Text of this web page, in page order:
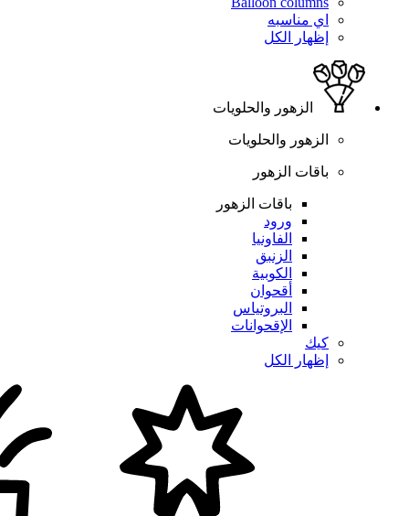
اي مناسبه
إظهار الكل
الزهور والحلويات
الزهور والحلويات
باقات الزهور
باقات الزهور
ورود
الفاونيا
الزنبق
الكوبية
أقحوان
البروتياس
الإقحوانات
كيك
إظهار الكل